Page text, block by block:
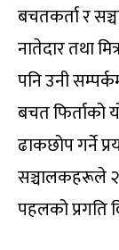
बचतकर्ता र
नातेदार तथा
पनि उनी
बचत फिर्ताको
ढाकछोप गर्ने
सञ्चालकहरूले
पहलको प्रगति